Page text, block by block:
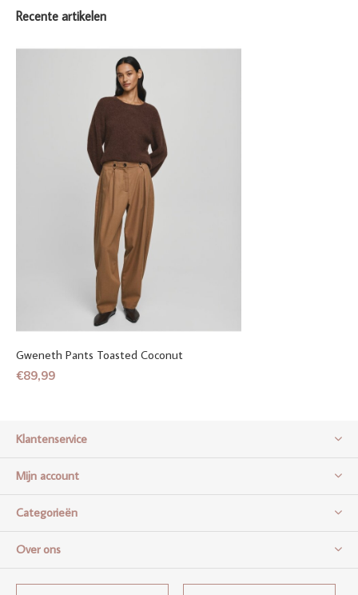
Recente artikelen
Gweneth Pants Toasted Coconut
€89,99
Klantenservice
Mijn account
Categorieën
Over ons